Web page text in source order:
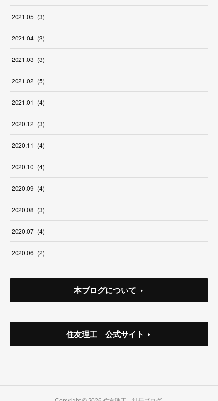
2021.05 (3)
2021.04 (3)
2021.03 (3)
2021.02 (5)
2021.01 (4)
2020.12 (3)
2020.11 (4)
2020.10 (4)
2020.09 (4)
2020.08 (3)
2020.07 (4)
2020.06 (2)
本ブログについて
住友理工 公式サイト